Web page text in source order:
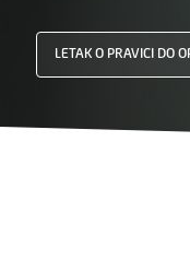
LETAK O PRAVICI DO